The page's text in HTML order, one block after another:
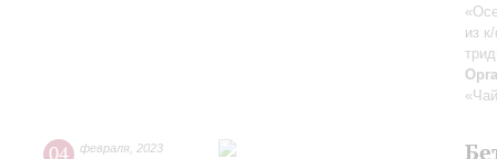
из
04 февраля 2023